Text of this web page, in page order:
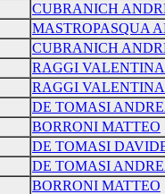
CUBRANICH
MASTROPASQUA
CUBRANICH
RAGGI VALENTINA
RAGGI VALENTINA
DE TOMASI
BORRONI MATTEO
DE TOMASI
DE TOMASI
BORRONI MATTEO